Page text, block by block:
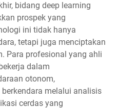
bidang deep learning
prospek yang
ini tidak hanya
tetapi juga menciptakan
Para profesional yang ahli
dalam
otonom,
melalui analisis
cerdas yang